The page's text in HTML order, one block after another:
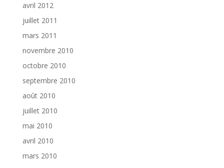
avril 2012
juillet 2011
mars 2011
novembre 2010
octobre 2010
septembre 2010
août 2010
juillet 2010
mai 2010
avril 2010
mars 2010